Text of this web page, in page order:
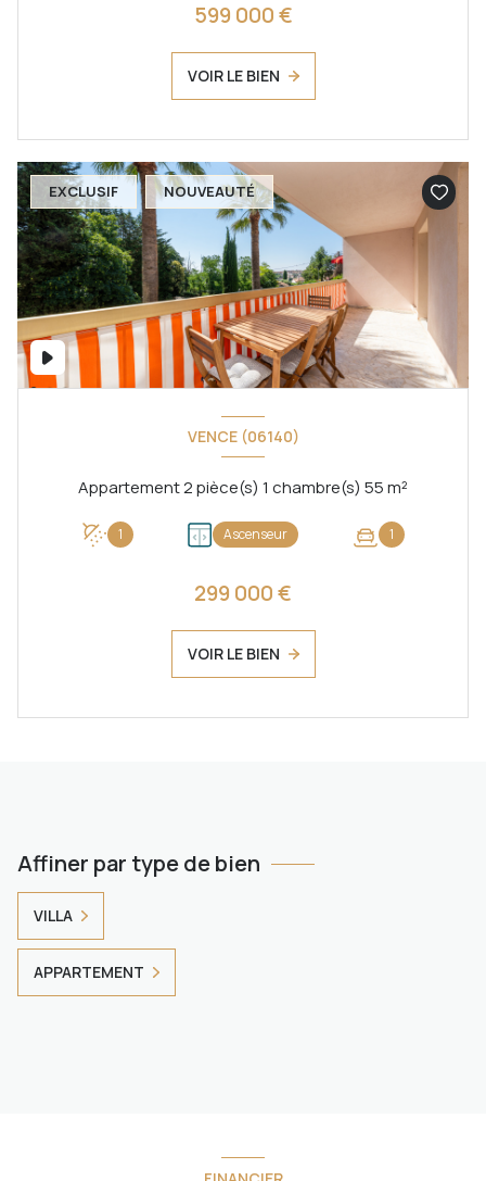
599 000 €
VOIR LE BIEN
EXCLUSIF NOUVEAUTÉ
VENCE (06140)
Appartement 2 pièce(s) 1 chambre(s) 55 m²
1 Ascenseur 1
299 000 €
VOIR LE BIEN
Affiner par type de bien
VILLA
APPARTEMENT